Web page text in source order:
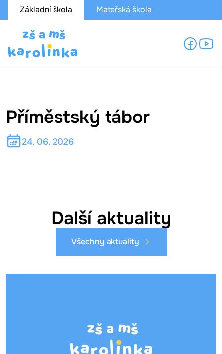
Základní škola Mateřská škola
Příměstský tábor
24. 06. 2026
Další aktuality
Všechny aktuality